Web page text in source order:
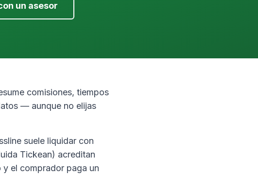
un asesor
comisiones, tiempos
— aunque no elijas
suele liquidar con
Tickean) acreditan
el comprador paga un